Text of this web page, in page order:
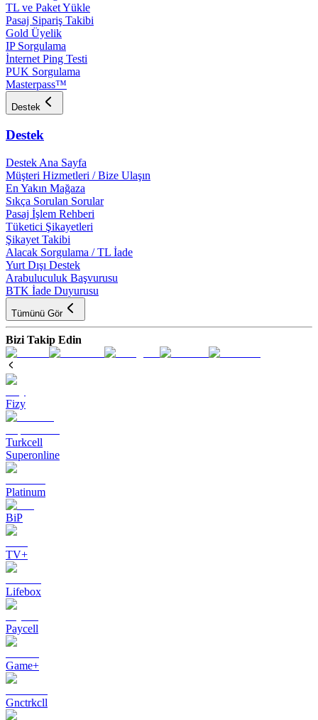
TL ve Paket Yükle
Pasaj Sipariş Takibi
Gold Üyelik
IP Sorgulama
İnternet Ping Testi
PUK Sorgulama
Masterpass™
Destek
Destek
Destek Ana Sayfa
Müşteri Hizmetleri / Bize Ulaşın
En Yakın Mağaza
Sıkça Sorulan Sorular
Pasaj İşlem Rehberi
Tüketici Şikayetleri
Şikayet Takibi
Alacak Sorgulama / TL İade
Yurt Dışı Destek
Arabuluculuk Başvurusu
BTK İade Duyurusu
Tümünü Gör
Bizi Takip Edin
Fizy
Turkcell
Superonline
Platinum
BiP
TV+
Lifebox
Paycell
Game+
Gnctrkcll